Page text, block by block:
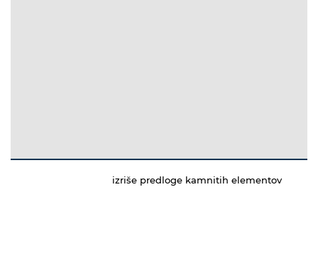
izriše predloge kamnitih elementov